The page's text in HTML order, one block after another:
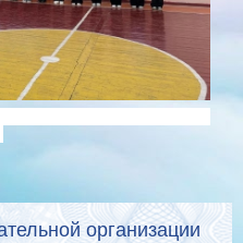
организации